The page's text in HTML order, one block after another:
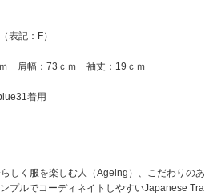
表記：F）
肩幅：73ｃｍ 袖丈：19ｃｍ
着用
しく服を楽しむ人（Ageing）、こだわりのあ
プルでコーディネイトしやすいJapanese Tra